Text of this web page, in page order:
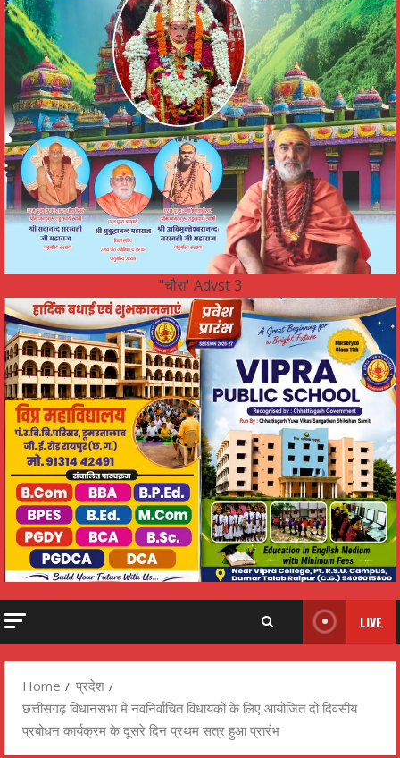
"चौरा' Advst 3
LIVE
Home
प्रदेश
छत्तीसगढ़ विधानसभा में नवनिर्वाचित विधायकों के लिए आयोजित दो दिवसीय
प्रबोधन कार्यक्रम के दूसरे दिन प्रथम सत्र हुआ प्रारंभ